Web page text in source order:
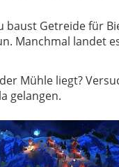
baust Getreide für
Manchmal landet
Mühle liegt?
gelangen.